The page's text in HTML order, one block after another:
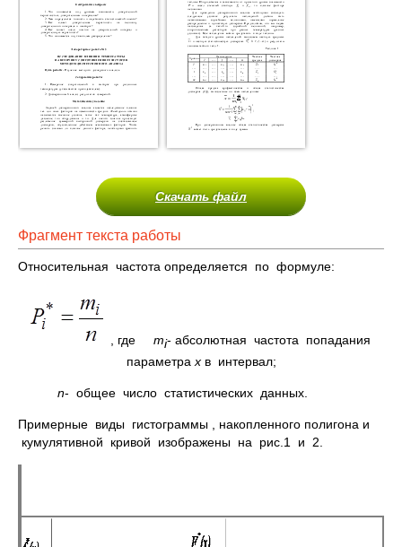
Скачать файл
Фрагмент текста работы
Относительная частота определяется по формуле:
, где mi- абсолютная частота попадания
параметра xв интервал;
n- общее число статистических данных.
Примерные виды гистограммы , накопленного полигона и
кумулятивной кривой изображены на рис.1 и 2.